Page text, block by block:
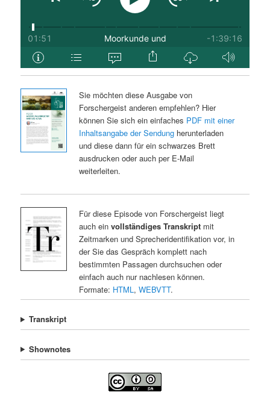
Sie möchten diese Ausgabe von
Forschergeist anderen empfehlen? Hier
können Sie sich ein einfaches PDF mit einer
Inhaltsangabe der Sendungherunterladen
und diese dann für ein schwarzes Brett
ausdrucken oder auch per E-Mail
weiterleiten.
Für diese Episode von Forschergeist liegt
auch ein vollständiges Transkriptmit
Zeitmarken und Sprecheridentifikation vor, in
der Sie das Gespräch komplett nach
bestimmten Passagen durchsuchen oder
einfach auch nur nachlesen können.
Formate: HTML , WEBVTT.
Transkript
Shownotes